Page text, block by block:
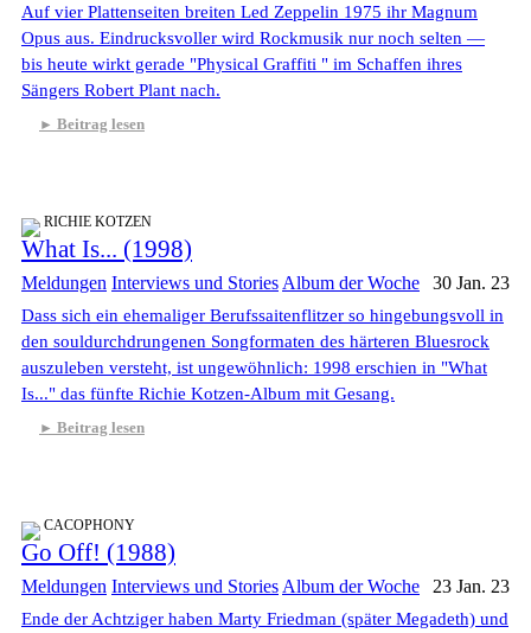
Auf vier Plattenseiten breiten Led Zeppelin 1975 ihr Magnum
Opus aus. Eindrucksvoller wird Rockmusik nur noch selten —
bis heute wirkt gerade "Physical Graffiti " im Schaffen ihres
Sängers Robert Plant nach.
Beitrag lesen
RICHIE KOTZEN
What Is... (1998)
Meldungen Interviews und Stories Album der Woche 30 Jan. 23
Dass sich ein ehemaliger Berufssaitenflitzer so hingebungsvoll in
den souldurchdrungenen Songformaten des härteren Bluesrock
auszuleben versteht, ist ungewöhnlich: 1998 erschien in "What
Is..." das fünfte Richie Kotzen-Album mit Gesang.
Beitrag lesen
CACOPHONY
Go Off! (1988)
Meldungen Interviews und Stories Album der Woche 23 Jan. 23
Ende der Achtziger haben Marty Friedman (später Megadeth) und